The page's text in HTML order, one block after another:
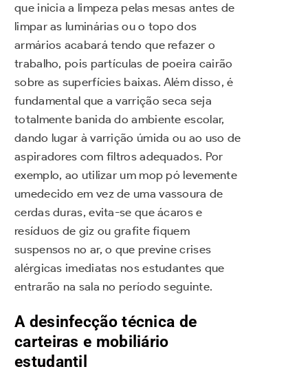
que inicia a limpeza pelas mesas antes de
limpar as luminárias ou o topo dos
armários acabará tendo que refazer o
trabalho, pois partículas de poeira cairão
sobre as superfícies baixas. Além disso, é
fundamental que a varrição seca seja
totalmente banida do ambiente escolar,
dando lugar à varrição úmida ou ao uso de
aspiradores com filtros adequados. Por
exemplo, ao utilizar um mop pó levemente
umedecido em vez de uma vassoura de
cerdas duras, evita-se que ácaros e
resíduos de giz ou grafite fiquem
suspensos no ar, o que previne crises
alérgicas imediatas nos estudantes que
entrarão na sala no período seguinte.
A desinfecção técnica de
carteiras e mobiliário
estudantil